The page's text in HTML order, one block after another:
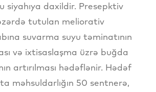
siyahıya daxildir. Presepktiv
tutulan meliorativ
suvarma suyu təminatının
və ixtisaslaşma üzrə buğda
artırılması hədəflənir. Hədəf
məhsuldarlığın 50 sentnerə,